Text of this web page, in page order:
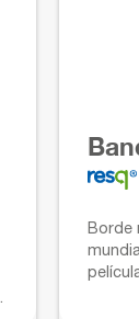
Borde